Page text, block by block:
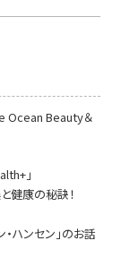
Ocean Beauty＆
」
健康の秘訣！
ハンセン」のお話